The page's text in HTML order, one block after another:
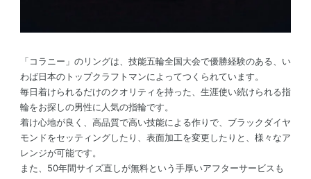
「コラニー」のリングは、技能五輪全国大会で優勝経験のある、い
わば日本のトップクラフトマンによってつくられています。
毎日着けられるだけのクオリティを持った、生涯使い続けられる指
輪をお探しの男性に人気の指輪です。
着け心地が良く、高品質で高い技能による作りで、ブラックダイヤ
モンドをセッティングしたり、表面加工を変更したりと、様々なア
レンジが可能です。
また、50年間サイズ直しが無料という手厚いアフターサービスも